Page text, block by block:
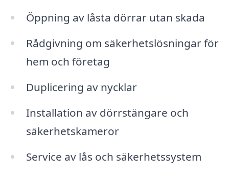
Öppning av låsta dörrar utan skada
Rådgivning om säkerhetslösningar för
hem och företag
Duplicering av nycklar
Installation av dörrstängare och
säkerhetskameror
Service av lås och säkerhetssystem